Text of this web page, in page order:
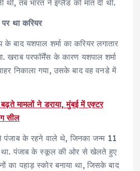
थी, तब भारत ने इंग्लैंड को मात दी थी.
था करियर
बाद यशपाल शर्मा का करियर लगातार
खराब परफॉर्मेंस के कारण यशपाल शर्मा
निकाला गया, उसके बाद वह वनडे में
मामलों ने डराया, मुंबई में एक्टर
सील
पंजाब के रहने वाले थे, जिनका जन्म 11
पंजाब के स्कूल की ओर से खेलते हुए
का पहाड़ स्कोर बनाया था, जिसके बाद